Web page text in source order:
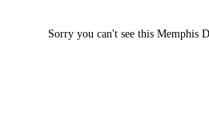
Sorry you can't see this Memphis